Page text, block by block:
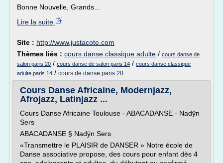
Bonne Nouvelle, Grands...
Lire la suite
Site : http://www.justacote.com
Thèmes liés : cours danse classique adulte / cours danse de
salon paris 20 / cours danse de salon paris 14 / cours danse classique
adulte paris 14 / cours de danse paris 20
Cours Danse Africaine, Modernjazz,
Afrojazz, Latinjazz ...
Cours Danse Africaine Toulouse - ABACADANSE - Nadÿn
Sers
ABACADANSE § Nadÿn Sers
«Transmettre le PLAISIR de DANSER » Notre école de
Danse associative propose, des cours pour enfant dès 4